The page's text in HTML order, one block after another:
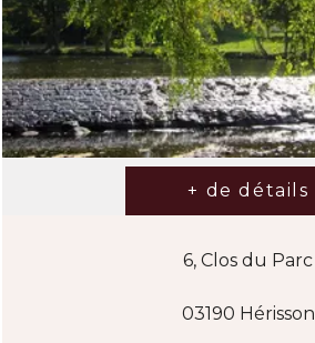
6, Clos du Parc
03190 Hérisson